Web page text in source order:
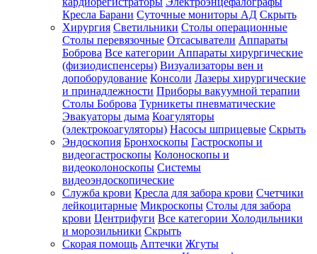
Кресла Барани Суточные мониторы АД Скрыть
Хирургия Светильники Столы операционные
Столы перевязочные Отсасыватели Аппараты
Боброва Все категории Аппараты хирургические
(физиодиспенсеры) Визуализаторы вен и
допоборудование Консоли Лазеры хирургические
и принадлежности Приборы вакуумной терапии
Столы Боброва Турникеты пневматические
Эвакуаторы дыма Коагуляторы
(электрокоагуляторы) Насосы шприцевые Скрыть
Эндоскопия Бронхоскопы Гастроскопы и
видеогастроскопы Колоноскопы и
видеоколоноскопы Системы
видеоэндоскопические
Служба крови Кресла для забора крови Счетчики
лейкоцитарные Микроскопы Столы для забора
крови Центрифуги Все категории Холодильники
и морозильники Скрыть
Скорая помощь Аптечки Жгуты